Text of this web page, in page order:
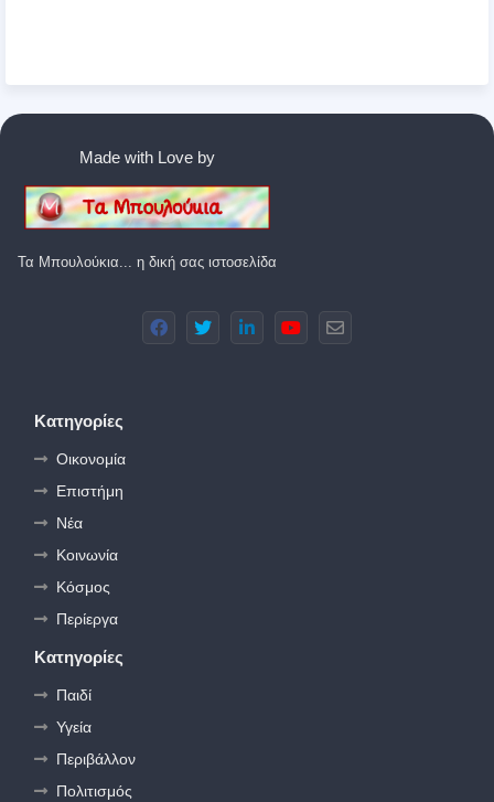
Made with Love by
Τα Μπουλούκια... η δική σας ιστοσελίδα
Κατηγορίες
Οικονομία
Επιστήμη
Νέα
Κοινωνία
Κόσμος
Περίεργα
Κατηγορίες
Παιδί
Υγεία
Περιβάλλον
Πολιτισμός